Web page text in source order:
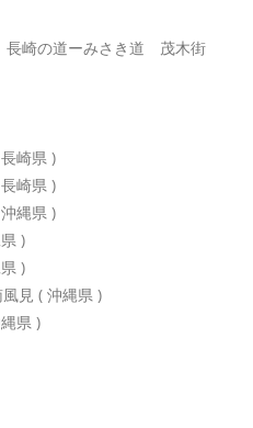
崎の道ーみさき道 茂木街
崎県 )
崎県 )
縄県 )
)
)
見 ( 沖縄県 )
県 )